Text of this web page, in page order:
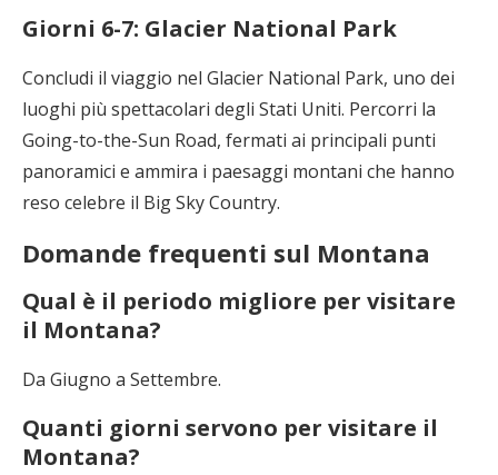
Giorni 6-7: Glacier National Park
Concludi il viaggio nel Glacier National Park, uno dei
luoghi più spettacolari degli Stati Uniti. Percorri la
Going-to-the-Sun Road, fermati ai principali punti
panoramici e ammira i paesaggi montani che hanno
reso celebre il Big Sky Country.
Domande frequenti sul Montana
Qual è il periodo migliore per visitare
il Montana?
Da Giugno a Settembre.
Quanti giorni servono per visitare il
Montana?